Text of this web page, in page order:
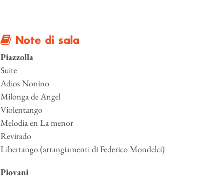
Note di sala
Piazzolla
Suite
Adios Nonino
Milonga de Angel
Violentango
Melodia en La menor
Revirado
Libertango (arrangiamenti di Federico Mondelci)
Piovani